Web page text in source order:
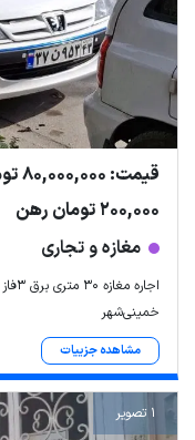
قیمت: 80,000,000 تومان اجاره
200,000 تومان رهن
مغازه و تجاری
اجاره مغازه ۳۰ متری برق ۳فاز آب...
خمینی‌شهر
مشاهده جزییات
1 تصویر